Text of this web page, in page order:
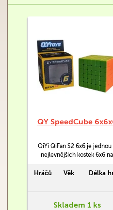
QY SpeedCube
QiYi QiFan S2 6x6 je jednou
nejlevnějších kostek 6x6 na
začátečníky až středně
Hráčů Věk Délka
Skladem 1 ks